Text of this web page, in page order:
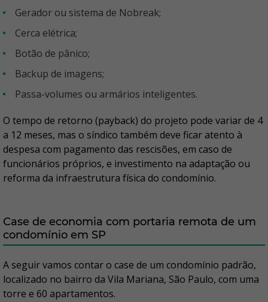
Gerador ou sistema de Nobreak;
Cerca elétrica;
Botão de pânico;
Backup de imagens;
Passa-volumes ou armários inteligentes.
O tempo de retorno (payback) do projeto pode variar de 4
a 12 meses, mas o síndico também deve ficar atento à
despesa com pagamento das rescisões, em caso de
funcionários próprios, e investimento na adaptação ou
reforma da infraestrutura física do condomínio.
Case de economia com portaria remota de um
condomínio em SP
A seguir vamos contar o case de um condomínio padrão,
localizado no bairro da Vila Mariana, São Paulo, com uma
torre e 60 apartamentos.